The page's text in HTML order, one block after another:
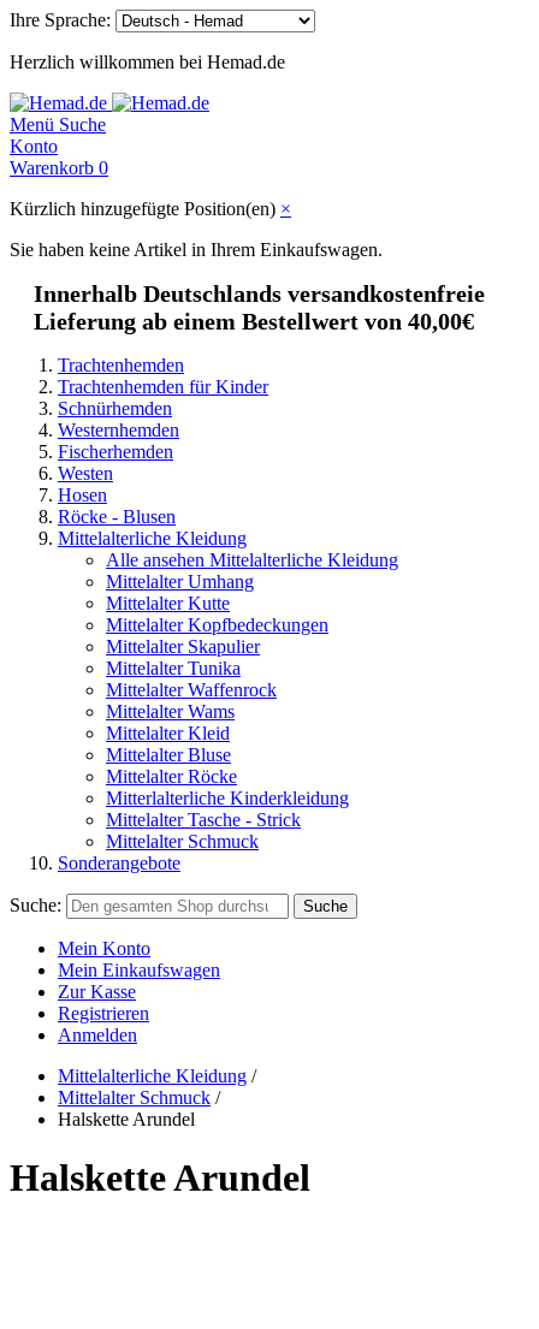
Ihre Sprache:
Herzlich willkommen bei Hemad.de
Menü Suche
Konto
Warenkorb 0
Kürzlich hinzugefügte Position(en) ×
Sie haben keine Artikel in Ihrem Einkaufswagen.
Innerhalb Deutschlands versandkostenfreie
Lieferung ab einem Bestellwert von 40,00€
Trachtenhemden
Trachtenhemden für Kinder
Schnürhemden
Westernhemden
Fischerhemden
Westen
Hosen
Röcke - Blusen
Mittelalterliche Kleidung
Alle ansehen Mittelalterliche Kleidung
Mittelalter Umhang
Mittelalter Kutte
Mittelalter Kopfbedeckungen
Mittelalter Skapulier
Mittelalter Tunika
Mittelalter Waffenrock
Mittelalter Wams
Mittelalter Kleid
Mittelalter Bluse
Mittelalter Röcke
Mitterlalterliche Kinderkleidung
Mittelalter Tasche - Strick
Mittelalter Schmuck
Sonderangebote
Suche: Suche
Mein Konto
Mein Einkaufswagen
Zur Kasse
Registrieren
Anmelden
Mittelalterliche Kleidung /
Mittelalter Schmuck /
Halskette Arundel
Halskette Arundel